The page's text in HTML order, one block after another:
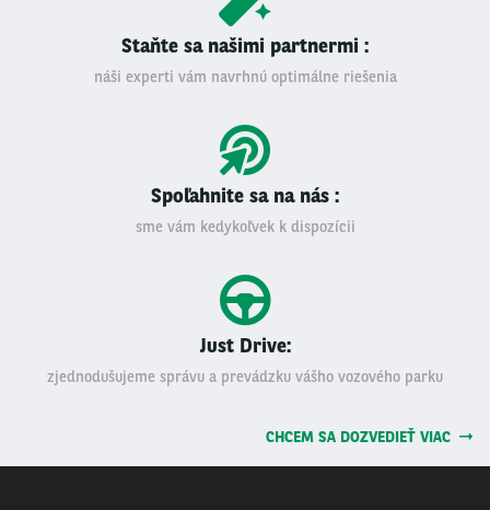
Staňte sa našimi partnermi :
náši experti vám navrhnú optimálne riešenia
Spoľahnite sa na nás :
sme vám kedykoľvek k dispozícii
Just Drive:
zjednodušujeme správu a prevádzku vášho vozového parku
CHCEM SA DOZVEDIEŤ VIAC